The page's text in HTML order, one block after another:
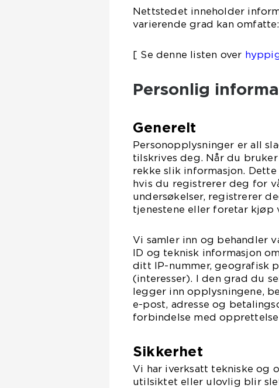
Nettstedet inneholder
varierende grad kan omfatte:
[ Se denne listen over
Personlig
Generelt
Personopplysninger er all
tilskrives deg. Når du
rekke slik informasjon.
hvis du registrerer deg for
undersøkelser, registrerer
tjenestene eller foretar kjøp
Vi samler inn og behandler
ID og teknisk informasjon
ditt IP-nummer, geografisk
(interesser). I den grad du
legger inn opplysningene,
e-post, adresse og
forbindelse med
Sikkerhet
Vi har iverksatt tekniske og
utilsiktet eller ulovlig blir